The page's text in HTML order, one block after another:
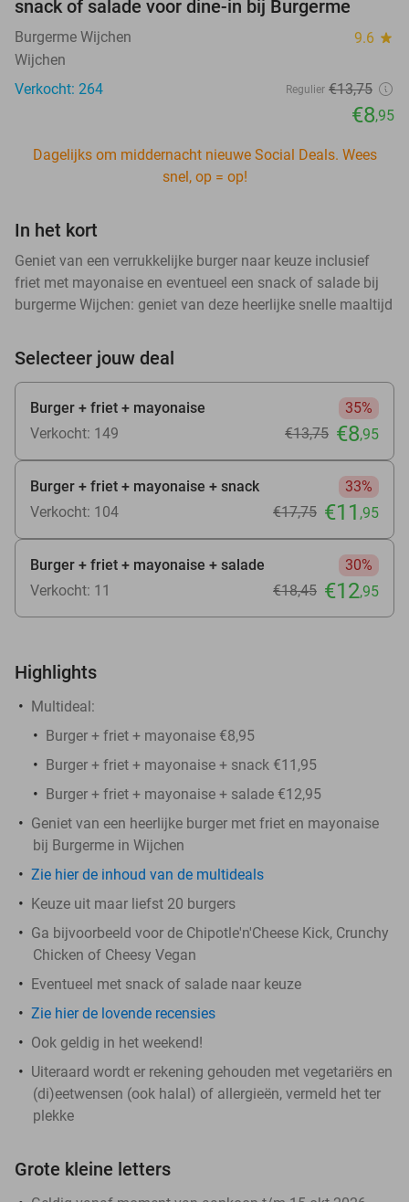
snack of salade voor dine-in bij Burgerme
Burgerme Wijchen 9.6 star
Wijchen
Verkocht: 264
Regulier €13,75
€8,95
Dagelijks om middernacht nieuwe Social Deals. Wees
snel, op = op!
In het kort
Geniet van een verrukkelijke burger naar keuze inclusief
friet met mayonaise en eventueel een snack of salade bij
burgerme Wijchen: geniet van deze heerlijke snelle maaltijd
Selecteer jouw deal
Burger + friet + mayonaise
35%
Verkocht: 149
€13,75 €8,95
Burger + friet + mayonaise + snack
33%
Verkocht: 104
€17,75 €11 ,95
Burger + friet + mayonaise + salade
30%
Verkocht: 11
€18,45 €12,95
Highlights
Multideal:
Burger + friet + mayonaise €8,95
Burger + friet + mayonaise + snack €11,95
Burger + friet + mayonaise + salade €12,95
Geniet van een heerlijke burger met friet en mayonaise
bij Burgerme in Wijchen
Zie hier de inhoud van de multideals
Keuze uit maar liefst 20 burgers
Ga bijvoorbeeld voor de Chipotle'n'Cheese Kick, Crunchy
Chicken of Cheesy Vegan
Eventueel met snack of salade naar keuze
Zie hier de lovende recensies
Ook geldig in het weekend!
Uiteraard wordt er rekening gehouden met vegetariërs en
(di)eetwensen (ook halal) of allergieën, vermeld het ter
plekke
Grote kleine letters